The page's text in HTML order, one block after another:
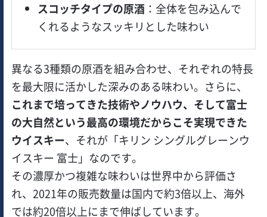
スコッチタイプの原酒 ：全体を包み込んで
くれるようなスッキリとした味わい
異なる3種類の原酒を組み合わせ、それぞれの特長
を最大限に活かした深みのある味わい。さらに、
これまで培ってきた技術やノウハウ、そして富士
の大自然という最高の環境だからこそ実現できた
ウイスキー、それが「キリン シングルグレーンウ
イスキー 富士」なのです。
その濃厚かつ複雑な味わいは世界中から評価さ
れ、2021年の販売数量は国内で約3倍以上、海外
では約20倍以上にまで伸ばしています。